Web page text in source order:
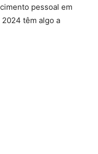
pessoal em
têm algo a